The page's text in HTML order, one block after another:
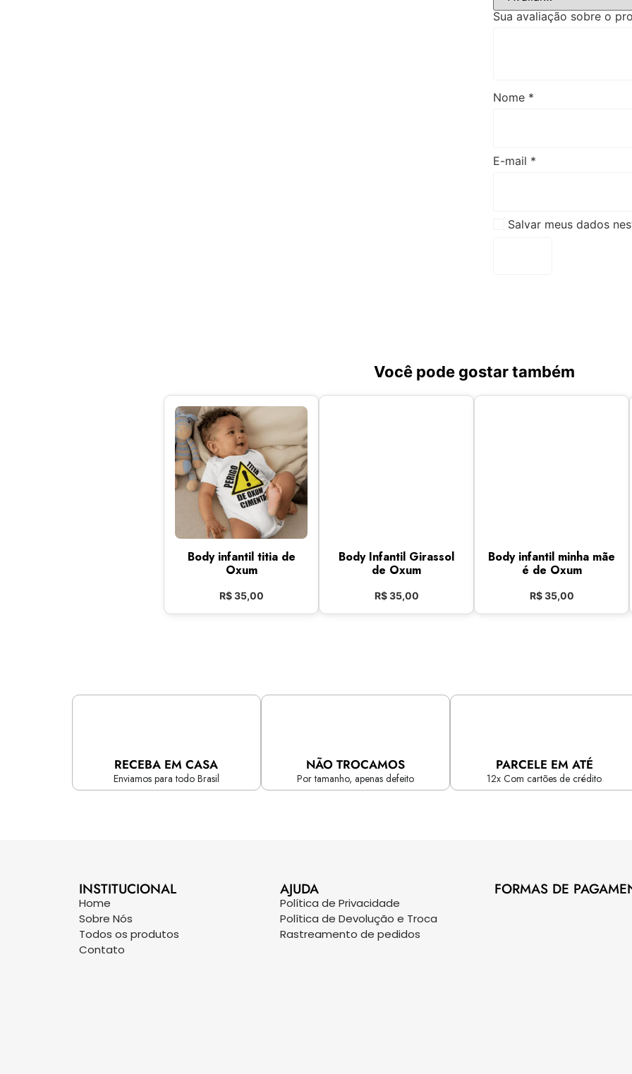
Sua avaliação sobre o
Nome *
E-mail *
Salvar meus dados
Você pode gostar também
Body infantil titia de
Oxum
R$35,00
Body Infantil Girassol
de Oxum
R$35,00
Body infantil minha mãe
é de Oxum
R$35,00
RECEBA EM CASA
Enviamos para todo Brasil
NÃO TROCAMOS
Por tamanho, apenas defeito
PARCELE EM ATÉ
12x Com cartões de crédito
INSTITUCIONAL
Home
Sobre Nós
Todos os produtos
Contato
AJUDA
Política de Privacidade
Política de Devolução e Troca
Rastreamento de pedidos
FORMAS DE